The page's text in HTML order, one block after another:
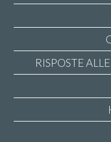
RISPOSTE